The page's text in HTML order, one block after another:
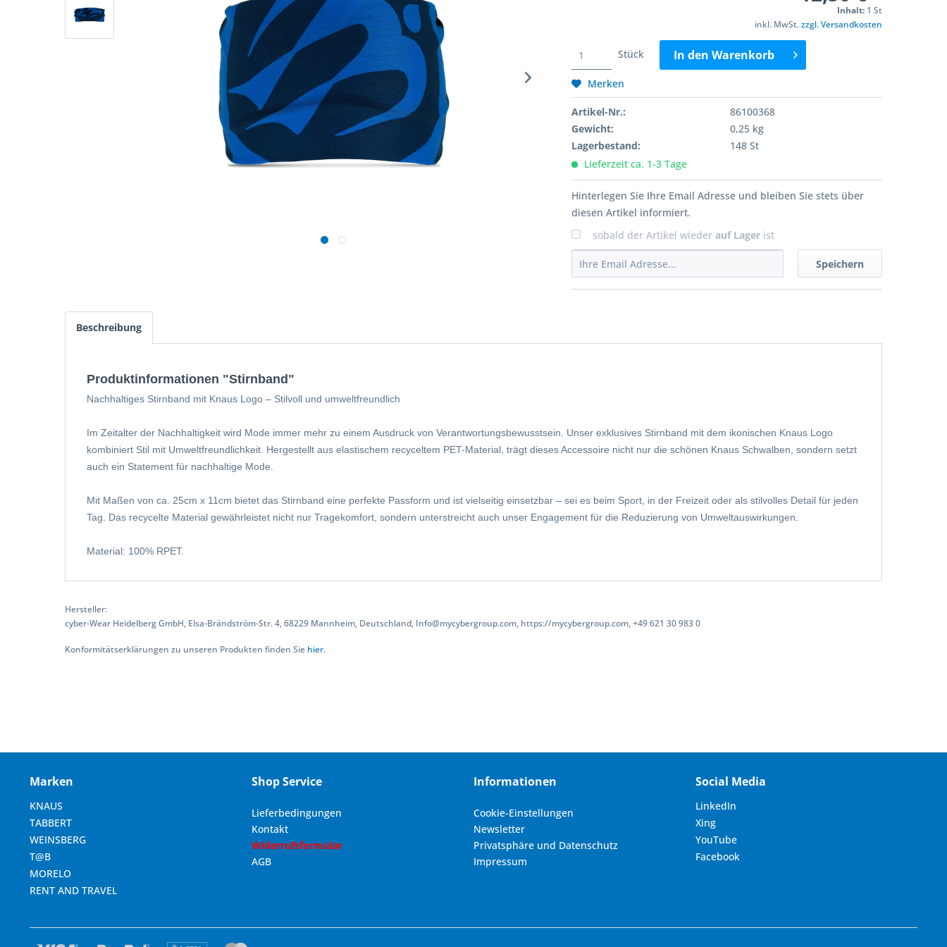
Inhalt: 1 St
inkl. MwSt.zzgl. Versandkosten
Stück In den Warenkorb
Merken
Artikel-Nr.:
86100368
Gewicht:
0,25 kg
Lagerbestand:
148 St
Lieferzeit ca. 1-3 Tage
Hinterlegen Sie Ihre Email Adresse und bleiben Sie stets über
diesen Artikel informiert.
sobald der Artikel wiederauf Lager ist
Speichern
Beschreibung
Produktinformationen "Stirnband"
Nachhaltiges Stirnband mit Knaus Logo – Stilvoll und umweltfreundlich
Im Zeitalter der Nachhaltigkeit wird Mode immer mehr zu einem Ausdruck von Verantwortungsbewusstsein. Unser exklusives Stirnband mit dem ikonischen Knaus Logo
kombiniert Stil mit Umweltfreundlichkeit. Hergestellt aus elastischem recyceltem PET-Material, trägt dieses Accessoire nicht nur die schönen Knaus Schwalben , sondern setzt
auch ein Statement für nachhaltige Mode.
Mit Maßen von ca. 25cm x 11cm bietet das Stirnband eine perfekte Passform und ist vielseitig einsetzbar – sei es beim Sport, in der Freizeit oder als stilvolles Detail für jeden
Tag. Das recycelte Material gewährleistet nicht nur Tragekomfort, sondern unterstreicht auch unser Engagement für die Reduzierung von Umweltauswirkungen.
Material: 100% RPET.
Hersteller:
cyber-Wear Heidelberg GmbH, Elsa-Brändström-Str. 4, 68229 Mannheim, Deutschland, Info@mycybergroup.com, https://mycybergroup.com, +49 621 30 983 0
Konformitätserklärungen zu unseren Produkten finden Sie hier.
Marken
KNAUS
TABBERT
WEINSBERG
T@B
MORELO
RENT AND TRAVEL
Shop Service
Lieferbedingungen
Kontakt
Widerrufsformular
AGB
Informationen
Cookie-Einstellungen
Newsletter
Privatsphäre und Datenschutz
Impressum
Social Media
LinkedIn
Xing
YouTube
Facebook